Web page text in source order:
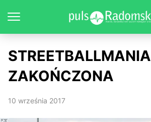
STREETBALLMANIA
ZAKOŃCZONA
10 września 2017